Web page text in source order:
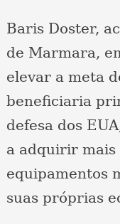
Baris Doster,
de Marmara,
elevar a meta
beneficiaria
defesa dos
a adquirir mais
equipamentos
suas próprias